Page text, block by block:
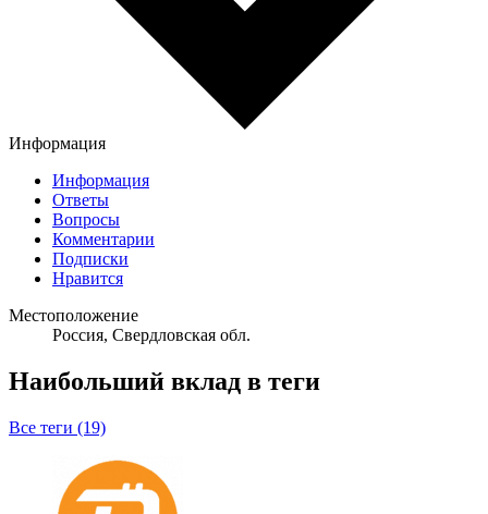
Информация
Информация
Ответы
Вопросы
Комментарии
Подписки
Нравится
Местоположение
Россия, Свердловская обл.
Наибольший вклад в теги
Все теги (19)